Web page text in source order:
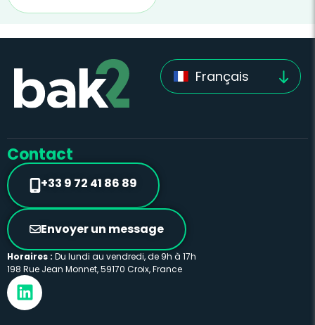
Français
Contact
+33 9 72 41 86 89
Envoyer un message
Horaires : Du lundi au vendredi, de 9h à 17h
198 Rue Jean Monnet, 59170 Croix, France